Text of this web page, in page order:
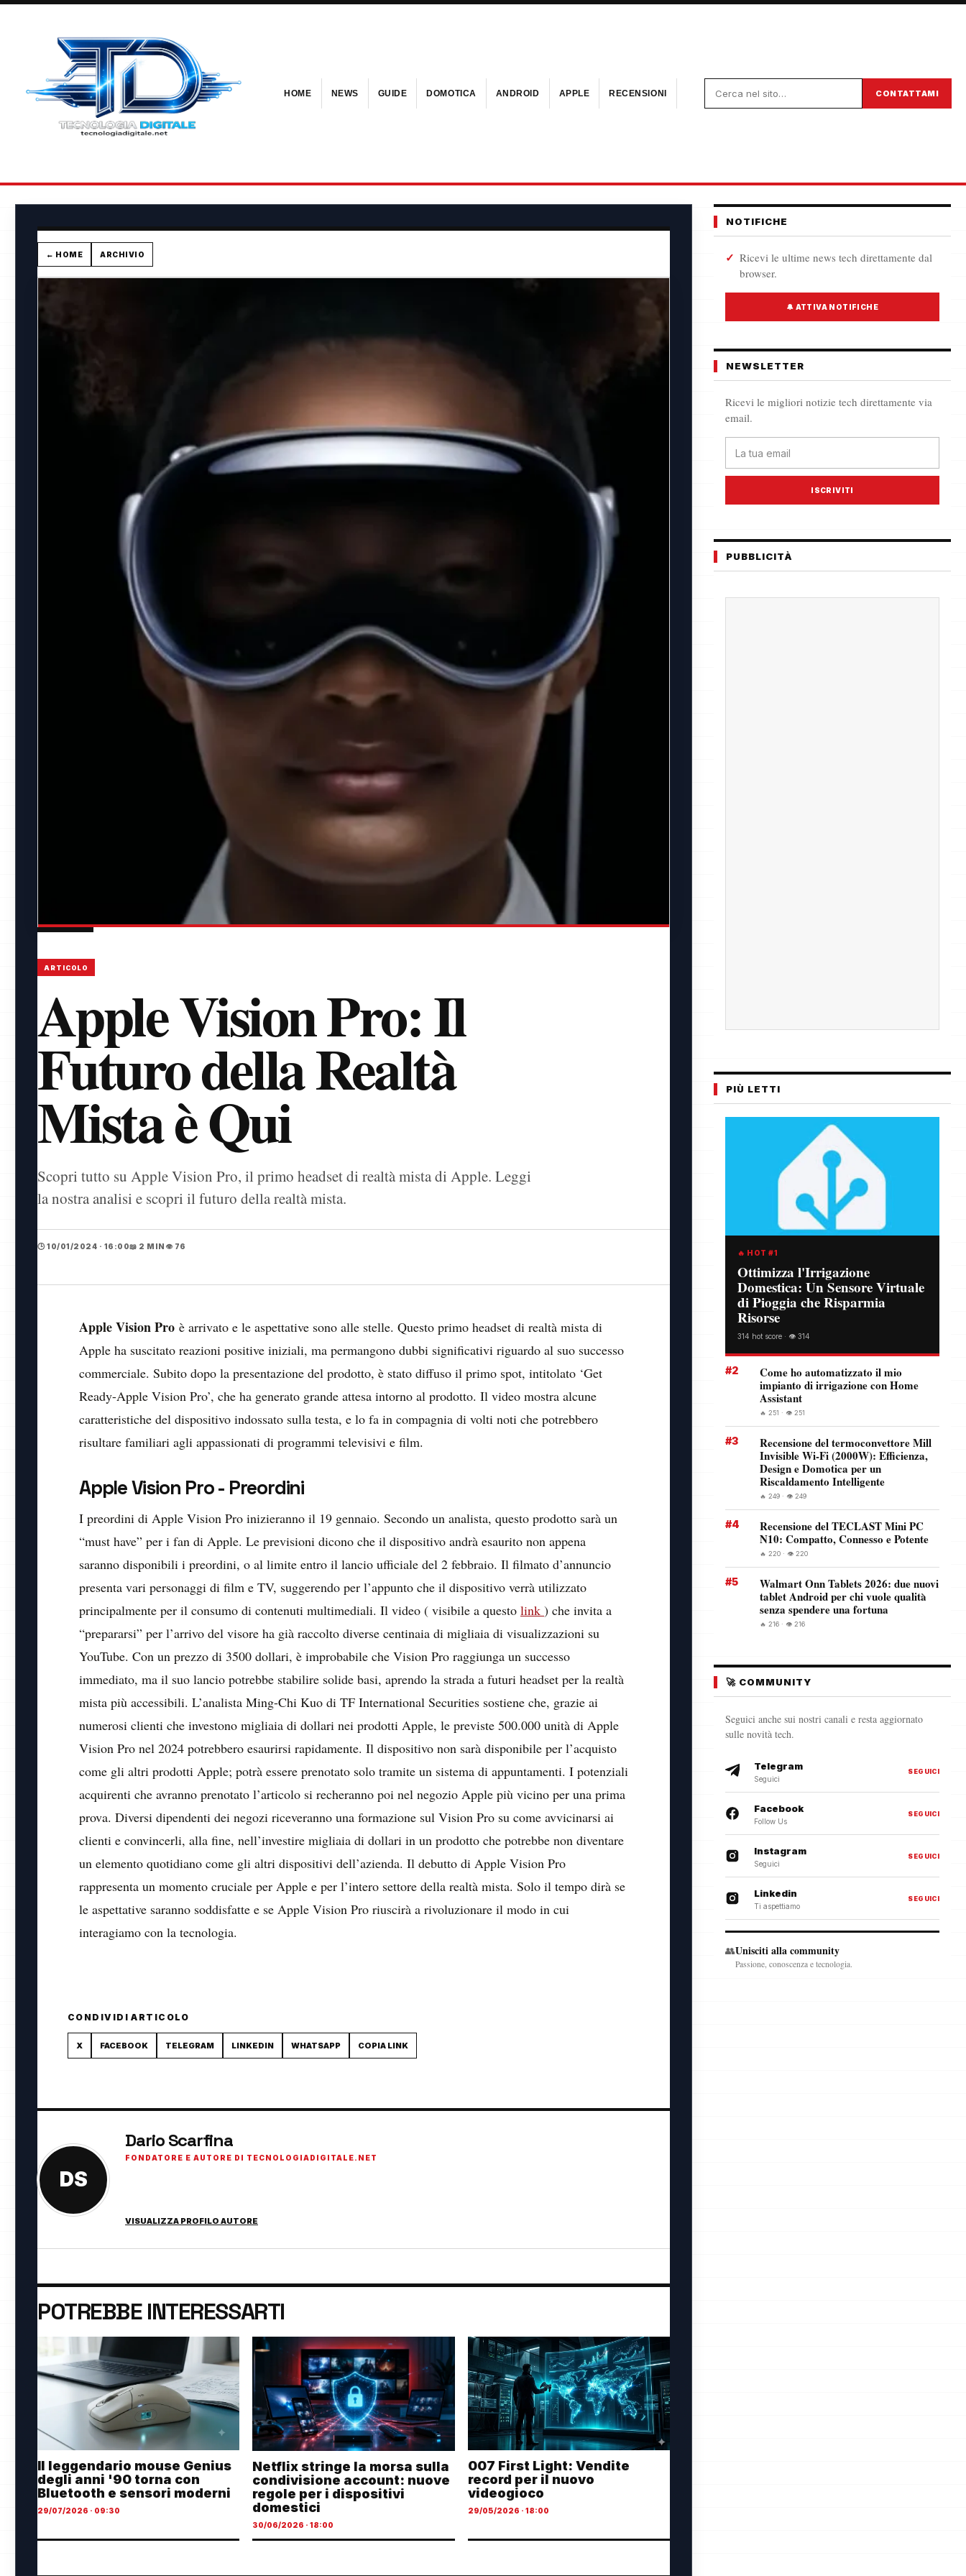
CONTATTAMI
HOME NEWS GUIDE DOMOTICA ANDROID APPLE RECENSIONI
← HOME ARCHIVIO
ARTICOLO
Apple Vision Pro: Il
Futuro della Realtà
Mista è Qui
Scopri tutto su Apple Vision Pro, il primo headset di realtà mista di Apple. Leggi
la nostra analisi e scopri il futuro della realtà mista.
🕒 10/01/2024 · 16:00📖 2 MIN 👁️ 76
Apple Vision Pro è arrivato e le aspettative sono alle stelle. Questo primo headset di realtà mista di
Apple ha suscitato reazioni positive iniziali, ma permangono dubbi significativi riguardo al suo successo
commerciale. Subito dopo la presentazione del prodotto, è stato diffuso il primo spot, intitolato ‘Get
Ready-Apple Vision Pro’, che ha generato grande attesa intorno al prodotto. Il video mostra alcune
caratteristiche del dispositivo indossato sulla testa, e lo fa in compagnia di volti noti che potrebbero
risultare familiari agli appassionati di programmi televisivi e film.
Apple Vision Pro - Preordini
I preordini di Apple Vision Pro inizieranno il 19 gennaio. Secondo un analista, questo prodotto sarà un
“must have” per i fan di Apple. Le previsioni dicono che il dispositivo andrà esaurito non appena
saranno disponibili i preordini, o al limite entro il lancio ufficiale del 2 febbraio. Il filmato d’annuncio
presenta vari personaggi di film e TV, suggerendo per l’appunto che il dispositivo verrà utilizzato
principalmente per il consumo di contenuti multimediali. Il video ( visibile a questo link ) che invita a
“prepararsi” per l’arrivo del visore ha già raccolto diverse centinaia di migliaia di visualizzazioni su
YouTube. Con un prezzo di 3500 dollari, è improbabile che Vision Pro raggiunga un successo
immediato, ma il suo lancio potrebbe stabilire solide basi, aprendo la strada a futuri headset per la realtà
mista più accessibili. L’analista Ming-Chi Kuo di TF International Securities sostiene che, grazie ai
numerosi clienti che investono migliaia di dollari nei prodotti Apple, le previste 500.000 unità di Apple
Vision Pro nel 2024 potrebbero esaurirsi rapidamente. Il dispositivo non sarà disponibile per l’acquisto
come gli altri prodotti Apple; potrà essere prenotato solo tramite un sistema di appuntamenti. I potenziali
acquirenti che avranno prenotato l’articolo si recheranno poi nel negozio Apple più vicino per una prima
prova. Diversi dipendenti dei negozi riceveranno una formazione sul Vision Pro su come avvicinarsi ai
clienti e convincerli, alla fine, nell’investire migliaia di dollari in un prodotto che potrebbe non diventare
un elemento quotidiano come gli altri dispositivi dell’azienda. Il debutto di Apple Vision Pro
rappresenta un momento cruciale per Apple e per l’intero settore della realtà mista. Solo il tempo dirà se
le aspettative saranno soddisfatte e se Apple Vision Pro riuscirà a rivoluzionare il modo in cui
interagiamo con la tecnologia.
CONDIVIDI ARTICOLO
X FACEBOOK TELEGRAM LINKEDIN WHATSAPP COPIA LINK
DS
Dario Scarfina
FONDATORE E AUTORE DI TECNOLOGIADIGITALE.NET
VISUALIZZA PROFILO AUTORE
POTREBBE INTERESSARTI
Il leggendario mouse Genius
degli anni '90 torna con
Bluetooth e sensori moderni
29/07/2026 · 09:30
Netflix stringe la morsa sulla
condivisione account: nuove
regole per i dispositivi
domestici
30/06/2026 · 18:00
007 First Light: Vendite
record per il nuovo
videogioco
29/05/2026 · 18:00
NOTIFICHE
Ricevi le ultime news tech direttamente dal
browser.
🔔 ATTIVA NOTIFICHE
NEWSLETTER
Ricevi le migliori notizie tech direttamente via
email.
ISCRIVITI
PUBBLICITÀ
PIÙ LETTI
🔥 HOT #1
Ottimizza l'Irrigazione
Domestica: Un Sensore Virtuale
di Pioggia che Risparmia
Risorse
314 hot score · 👁️ 314
#2
Come ho automatizzato il mio
impianto di irrigazione con Home
Assistant
🔥 251 · 👁️ 251
#3
Recensione del termoconvettore Mill
Invisible Wi-Fi (2000W): Efficienza,
Design e Domotica per un
Riscaldamento Intelligente
🔥 249 · 👁️ 249
#4
Recensione del TECLAST Mini PC
N10: Compatto, Connesso e Potente
🔥 220 · 👁️ 220
#5
Walmart Onn Tablets 2026: due nuovi
tablet Android per chi vuole qualità
senza spendere una fortuna
🔥 216 · 👁️ 216
🚀 COMMUNITY
Seguici anche sui nostri canali e resta aggiornato
sulle novità tech.
Telegram
Seguici
SEGUICI
Facebook
Follow Us
SEGUICI
Instagram
Seguici
SEGUICI
Linkedin
Ti aspettiamo
SEGUICI
👥Unisciti alla community
Passione, conoscenza e tecnologia.